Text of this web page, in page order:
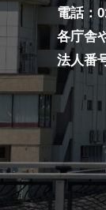
電話：
各庁舎
法人番